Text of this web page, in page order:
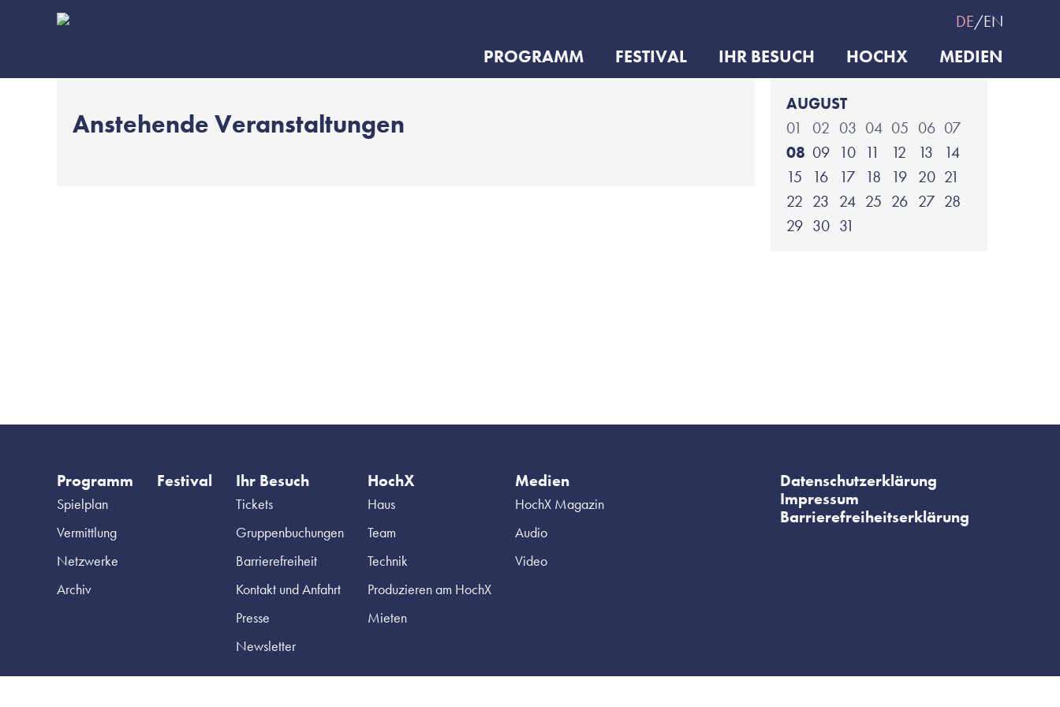
DE EN
PROGRAMM FESTIVAL IHR BESUCH HOCHX MEDIEN
Anstehende Veranstaltungen
AUGUST
01
02 03 04 05 06 07
08 09 10 11 12 13
14
15
16 17 18 19 20 21
22 23 24 25 26 27 28
29 30 31
Programm
Spielplan
Vermittlung
Netzwerke
Archiv
Festival Ihr Besuch
Tickets
Gruppenbuchungen
Barrierefreiheit
Kontakt und Anfahrt
Presse
Newsletter
HochX
Haus
Team
Technik
Produzieren am HochX
Mieten
Medien
HochX Magazin
Audio
Video
Datenschutzerklärung
Impressum
Barrierefreiheitserklärung